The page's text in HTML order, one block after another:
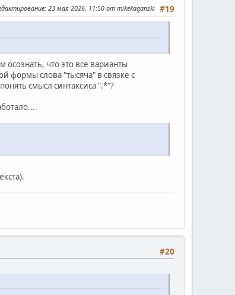
#19
: 23 мая 2026, 11:50 от mikekaganski
что это все варианты
формы слова "тысяча" в связке с
смысл синтаксиса ".*"?
#20